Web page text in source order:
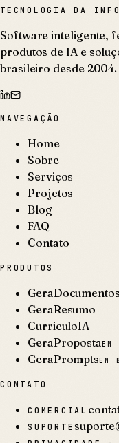
TECNOLOGIA DA
Software inteligente,
produtos de IA e
brasileiro desde 2004.
NAVEGAÇÃO
Home
Sobre
Serviços
Projetos
Blog
FAQ
Contato
PRODUTOS
GeraDocumentos
GeraResumo
CurriculoIA
GeraPropostaEM
GeraPromptsEM
CONTATO
COMERCIAL
SUPORTE